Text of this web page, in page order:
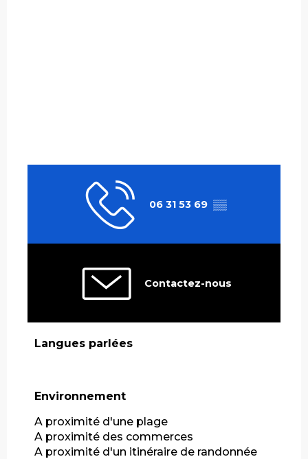
06 31 53 69 ▒▒
Contactez-nous
Langues parlées
Langues parlées
Environnement
Environnement
A proximité d'une plage
A proximité des commerces
A proximité d'un itinéraire de randonnée